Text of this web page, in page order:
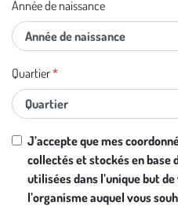
Année de naissance
Quartier
J’accepte que mes
collectés et stockés en base
utilisées dans l’unique but
l’organisme auquel vous